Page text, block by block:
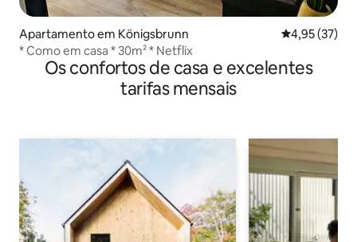
Apartamento em Königsbrunn Classificação
4,95 (37)
* Como em casa * 30m² * Netflix
Os confortos de casa e excelentes
tarifas mensais